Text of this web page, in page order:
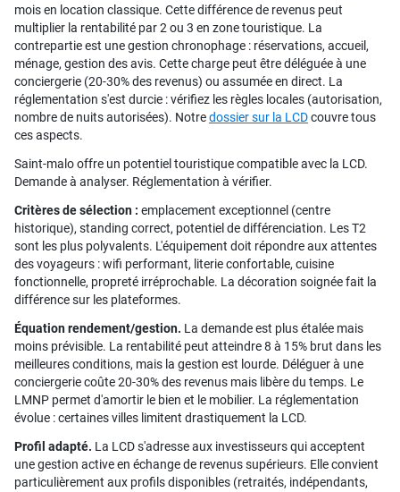
mois en location classique. Cette différence de revenus peut
multiplier la rentabilité par 2 ou 3 en zone touristique. La
contrepartie est une gestion chronophage : réservations, accueil,
ménage, gestion des avis. Cette charge peut être déléguée à une
conciergerie (20-30% des revenus) ou assumée en direct. La
réglementation s'est durcie : vérifiez les règles locales (autorisation,
nombre de nuits autorisées). Notredossier sur la LCDcouvre tous
ces aspects.
Saint-malo offre un potentiel touristique compatible avec la LCD.
Demande à analyser. Réglementation à vérifier.
Critères de sélection : emplacement exceptionnel (centre
historique), standing correct, potentiel de différenciation. Les T2
sont les plus polyvalents. L'équipement doit répondre aux attentes
des voyageurs : wifi performant, literie confortable, cuisine
fonctionnelle, propreté irréprochable. La décoration soignée fait la
différence sur les plateformes.
Équation rendement/gestion. La demande est plus étalée mais
moins prévisible. La rentabilité peut atteindre 8 à 15% brut dans les
meilleures conditions, mais la gestion est lourde. Déléguer à une
conciergerie coûte 20-30% des revenus mais libère du temps. Le
LMNP permet d'amortir le bien et le mobilier. La réglementation
évolue : certaines villes limitent drastiquement la LCD.
Profil adapté. La LCD s'adresse aux investisseurs qui acceptent
une gestion active en échange de revenus supérieurs. Elle convient
particulièrement aux profils disponibles (retraités, indépendants,